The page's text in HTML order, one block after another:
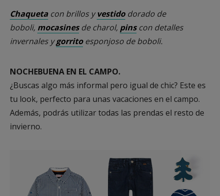
Chaqueta con brillos yvestidodorado de
boboli, mocasinesde charol, pinscon detalles
invernales ygorritoesponjoso de boboli.
NOCHEBUENA EN EL CAMPO.
¿Buscas algo más informal pero igual de chic? Este es
tu look, perfecto para unas vacaciones en el campo.
Además, podrás utilizar todas las prendas el resto de
invierno.